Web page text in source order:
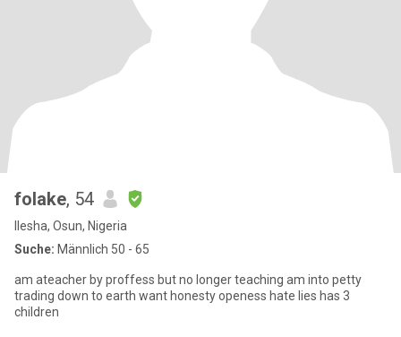
folake, 54
Ilesha, Osun, Nigeria
Suche: Männlich 50 - 65
am ateacher by proffess but no longer teaching am into petty
trading down to earth want honesty openess hate lies has 3
children